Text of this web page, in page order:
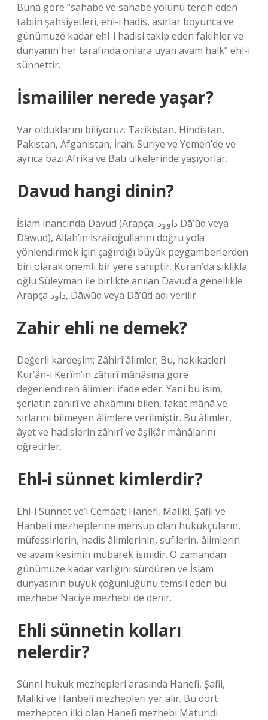
Buna göre “sahabe ve sahabe yolunu tercih eden
tabiin şahsiyetleri, ehl-i hadis, asırlar boyunca ve
günümüze kadar ehl-i hadisi takip eden fakihler ve
dünyanın her tarafında onlara uyan avam halk” ehl-i
sünnettir.
İsmaililer nerede yaşar?
Var olduklarını biliyoruz. Tacikistan, Hindistan,
Pakistan, Afganistan, İran, Suriye ve Yemen’de ve
ayrıca bazı Afrika ve Batı ülkelerinde yaşıyorlar.
Davud hangi dinin?
İslam inancında Davud (Arapça: داوود Dā’ūd veya
Dāwūd), Allah’ın İsrailoğullarını doğru yola
yönlendirmek için çağırdığı büyük peygamberlerden
biri olarak önemli bir yere sahiptir. Kuran’da sıklıkla
oğlu Süleyman ile birlikte anılan Davud’a genellikle
Arapça داود, Dāwūd veya Dā’ūd adı verilir.
Zahir ehli ne demek?
Değerli kardeşim; Zâhirî âlimler; Bu, hakikatleri
Kur’ân-ı Kerîm’in zâhirî mânâsına göre
değerlendiren âlimleri ifade eder. Yani bu isim,
şeriatın zahirî ve ahkâmını bilen, fakat mânâ ve
sırlarını bilmeyen âlimlere verilmiştir. Bu âlimler,
âyet ve hadislerin zâhirî ve âşikâr mânâlarını
öğretirler.
Ehl-i sünnet kimlerdir?
Ehl-i Sünnet ve’l Cemaat; Hanefi, Maliki, Şafii ve
Hanbeli mezheplerine mensup olan hukukçuların,
müfessirlerin, hadis âlimlerinin, sufilerin, âlimlerin
ve avam kesimin mübarek ismidir. O zamandan
günümüze kadar varlığını sürdüren ve İslam
dünyasının büyük çoğunluğunu temsil eden bu
mezhebe Naciye mezhebi de denir.
Ehli sünnetin kolları
nelerdir?
Sünni hukuk mezhepleri arasında Hanefi, Şafii,
Maliki ve Hanbeli mezhepleri yer alır. Bu dört
mezhepten ilki olan Hanefi mezhebi Maturidi